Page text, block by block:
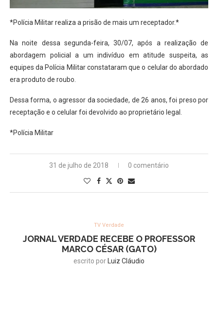
*Polícia Militar realiza a prisão de mais um receptador.*
Na noite dessa segunda-feira, 30/07, após a realização de
abordagem policial a um indivíduo em atitude suspeita, as
equipes da Polícia Militar constataram que o celular do abordado
era produto de roubo.
Dessa forma, o agressor da sociedade, de 26 anos, foi preso por
receptação e o celular foi devolvido ao proprietário legal.
*Polícia Militar
31 de julho de 2018 0 comentário
TV Verdade
JORNAL VERDADE RECEBE O PROFESSOR
MARCO CÉSAR (GATO)
escrito por Luiz Cláudio